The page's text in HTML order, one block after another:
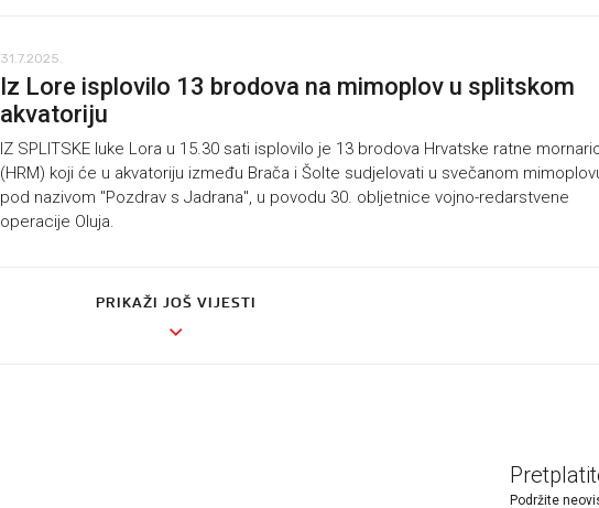
31.7.2025.
Iz Lore isplovilo 13 brodova na mimoplov u splitskom
akvatoriju
IZ SPLITSKE luke Lora u 15.30 sati isplovilo je 13 brodova Hrvatske ratne
(HRM) koji će u akvatoriju između Brača i Šolte sudjelovati u svečanom
pod nazivom "Pozdrav s Jadrana", u povodu 30. obljetnice vojno-redarstvene
operacije Oluja.
PRIKAŽI JOŠ VIJESTI
Podržite